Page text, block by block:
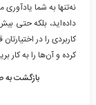
نه‌تنها به شما
داده‌اید، بلکه حتی
کاربردی را در
کرده و آن‌ها را به کار
بازگشت به